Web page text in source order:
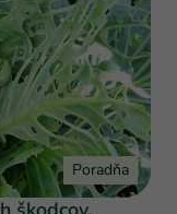
Poradňa